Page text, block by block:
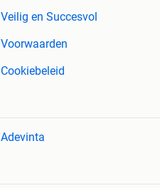
Veilig en Succesvol
Voorwaarden
Cookiebeleid
Adevinta